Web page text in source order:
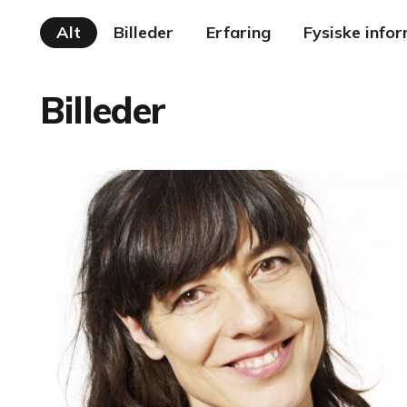
Alt Billeder Erfaring Fysiske
Billeder